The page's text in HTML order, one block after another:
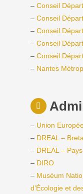
– Conseil
– Conseil
– Conseil
– Conseil
– Conseil
– Nantes
– Union
– DREAL –
– DREAL –
– DIRO
– Muséum
d’Écologie et